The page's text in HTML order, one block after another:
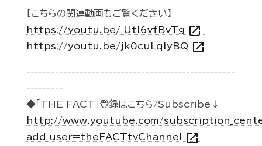
【こちらの関連動画もご覧ください】
https://youtu.be/_Utl6vfBvTg open_in_new
https://youtu.be/jk0cuLqlyBQ open_in_new
---------------------------------------------------
---------
◆「THE FACT」登録はこちら/Subscribe↓
http://www.youtube.com/
add_user=theFACTtvChannel open_in_new